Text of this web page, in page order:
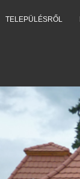
TELEPÜLÉSRŐL